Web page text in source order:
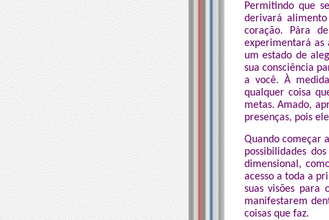
Permitindo que
derivará
coração. Pára
experimentará as
um estado de
sua consciência
a você. À
qualquer coisa
metas. Amado,
presenças, pois
Quando começar
possibilidades
dimensional,
acesso a toda a
suas visões para
manifestarem
coisas que faz.